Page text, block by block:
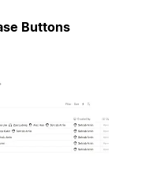
Buttons